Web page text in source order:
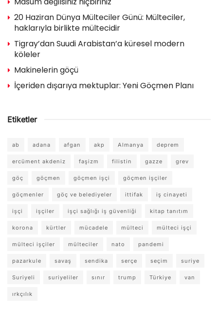
20 Haziran Dünya Mülteciler Günü: Mülteciler,
haklarıyla birlikte mültecidir
Tigray’dan Suudi Arabistan’a küresel modern
köleler
Makinelerin göçü
İçeriden dışarıya mektuplar: Yeni Göçmen Planı
Etiketler
ab adana afgan akp Almanya deprem
ercüment akdeniz faşizm filistin gazze grev
göç göçmen göçmen işçi göçmen işçiler
göçmenler göç ve belediyeler ittifak iş cinayeti
işçi işçiler işçi sağlığı iş güvenliği kitap tanıtım
korona kürtler mücadele mülteci mülteci işçi
mülteci işçiler mülteciler nato pandemi
pazarkule savaş sendika serçe seçim suriye
Suriyeli suriyeliler sınır trump Türkiye van
ırkçılık